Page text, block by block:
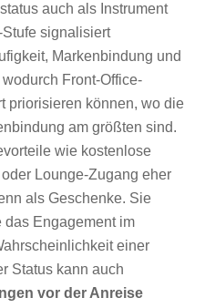
auch als Instrument
signalisiert
Markenbindung und
Front-Office-
priorisieren können, wo die
am größten sind.
wie kostenlose
Lounge-Zugang eher
als Geschenke. Sie
das Engagement im
einer
Status kann auch
vor der Anreise